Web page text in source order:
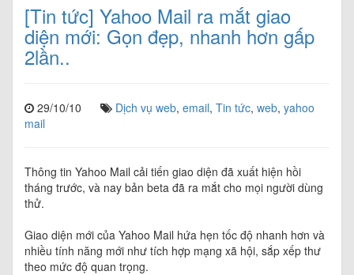
[Tin tức] Yahoo Mail ra mắt giao
diện mới: Gọn đẹp, nhanh hơn gấp
2lần..
29/10/10 Dịch vụ web, email, Tin tức, web, yahoo
mail
Thông tin Yahoo Mail cải tiến giao diện đã xuất hiện hồi
tháng trước, và nay bản beta đã ra mắt cho mọi người dùng
thử.
Giao diện mới của Yahoo Mail hứa hẹn tốc độ nhanh hơn và
nhiều tính năng mới như tích hợp mạng xã hội, sắp xếp thư
theo mức độ quan trọng.